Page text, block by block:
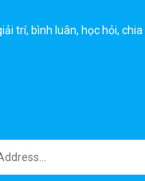
trí, bình luân, học hỏi, chia